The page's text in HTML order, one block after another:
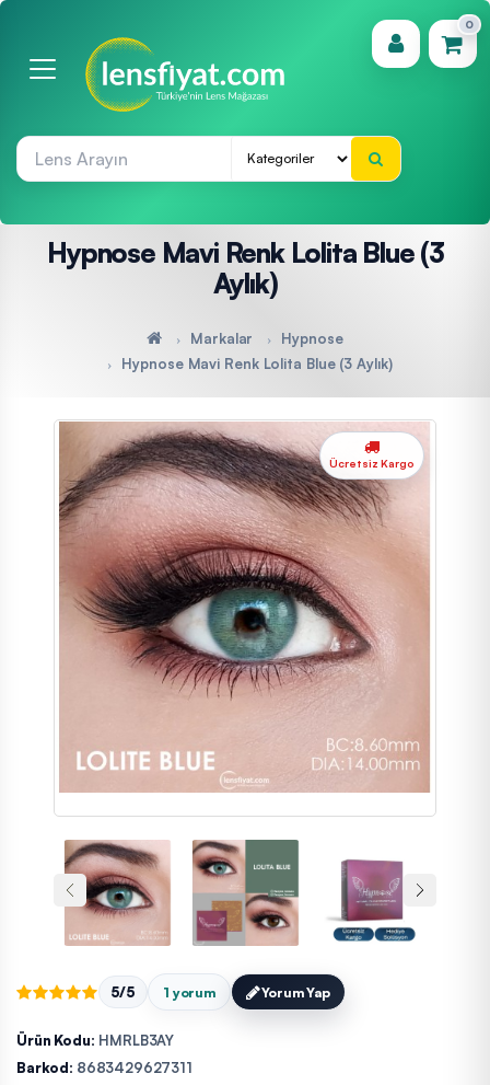
0
(0)
Hypnose Mavi Renk Lolita Blue (3
Aylık)
Markalar
Hypnose
Hypnose Mavi Renk Lolita Blue (3 Aylık)
Ücretsiz Kargo
5/5 1 yorum Yorum Yap
Ürün Kodu: HMRLB3AY
Barkod: 8683429627311